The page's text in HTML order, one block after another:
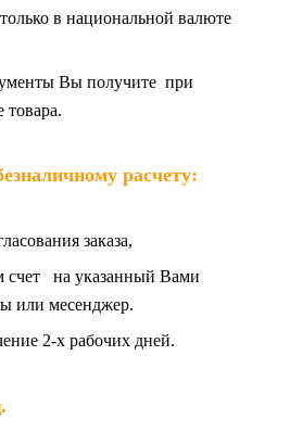
в национальной валюте
Вы получите при
товара.
расчету:
заказа,
счет на указанный Вами
или месенджер.
2-х рабочих дней.
.